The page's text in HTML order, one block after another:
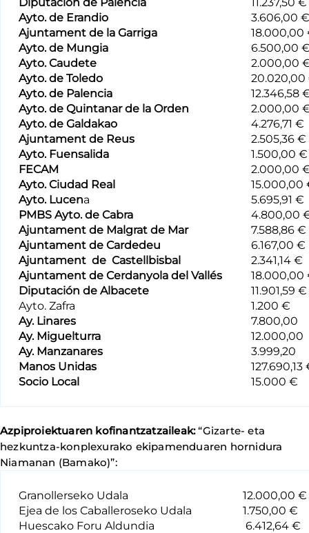
Ayto. de Erandio
3.606,00 €
Ajuntament de la Garriga
18.000,00
Ayto. de Mungia
6.500,00
Ayto. Caudete
2.000,00
Ayto. de Toledo
Ayto. de Palencia
12.346,58
Ayto. de Quintanar de la Orden
2.000,00
Ayto. de Galdakao
4.276,71 €
Ajuntament de Reus
2.505,36 €
Ayto. Fuensalida
1.500,00 €
FECAM
2.000,00
Ayto. Ciudad Real
15.000,00
Ayto. Lucena
5.695,91 €
PMBS Ayto. de Cabra
4.800,00
Ajuntament de Malgrat de Mar
7.588,86 €
Ajuntament de Cardedeu
6.167,00 €
Ajuntament de Castellbisbal
2.341,14 €
Ajuntament de Cerdanyola del Vallés
18.000,00
Diputación de Albacete
11.901,59 €
Ayto. Zafra
1.200 €
Ay. Linares
7.800,00
Ay. Miguelturra
12.000,00
Ay. Manzanares
3.999,20
Manos Unidas
127.690,13
Socio Local
15.000 €
Azpiproiektuaren kofinantzatzaileak:“Gizarte- eta
hezkuntza-konplexurako ekipamenduaren hornidura
Niamanan (Bamako)”:
Granollerseko Udala
12.000,00 €
Ejea de los Caballeroseko Udala
1.750,00 €
Huescako Foru Aldundia
6.412,64 €